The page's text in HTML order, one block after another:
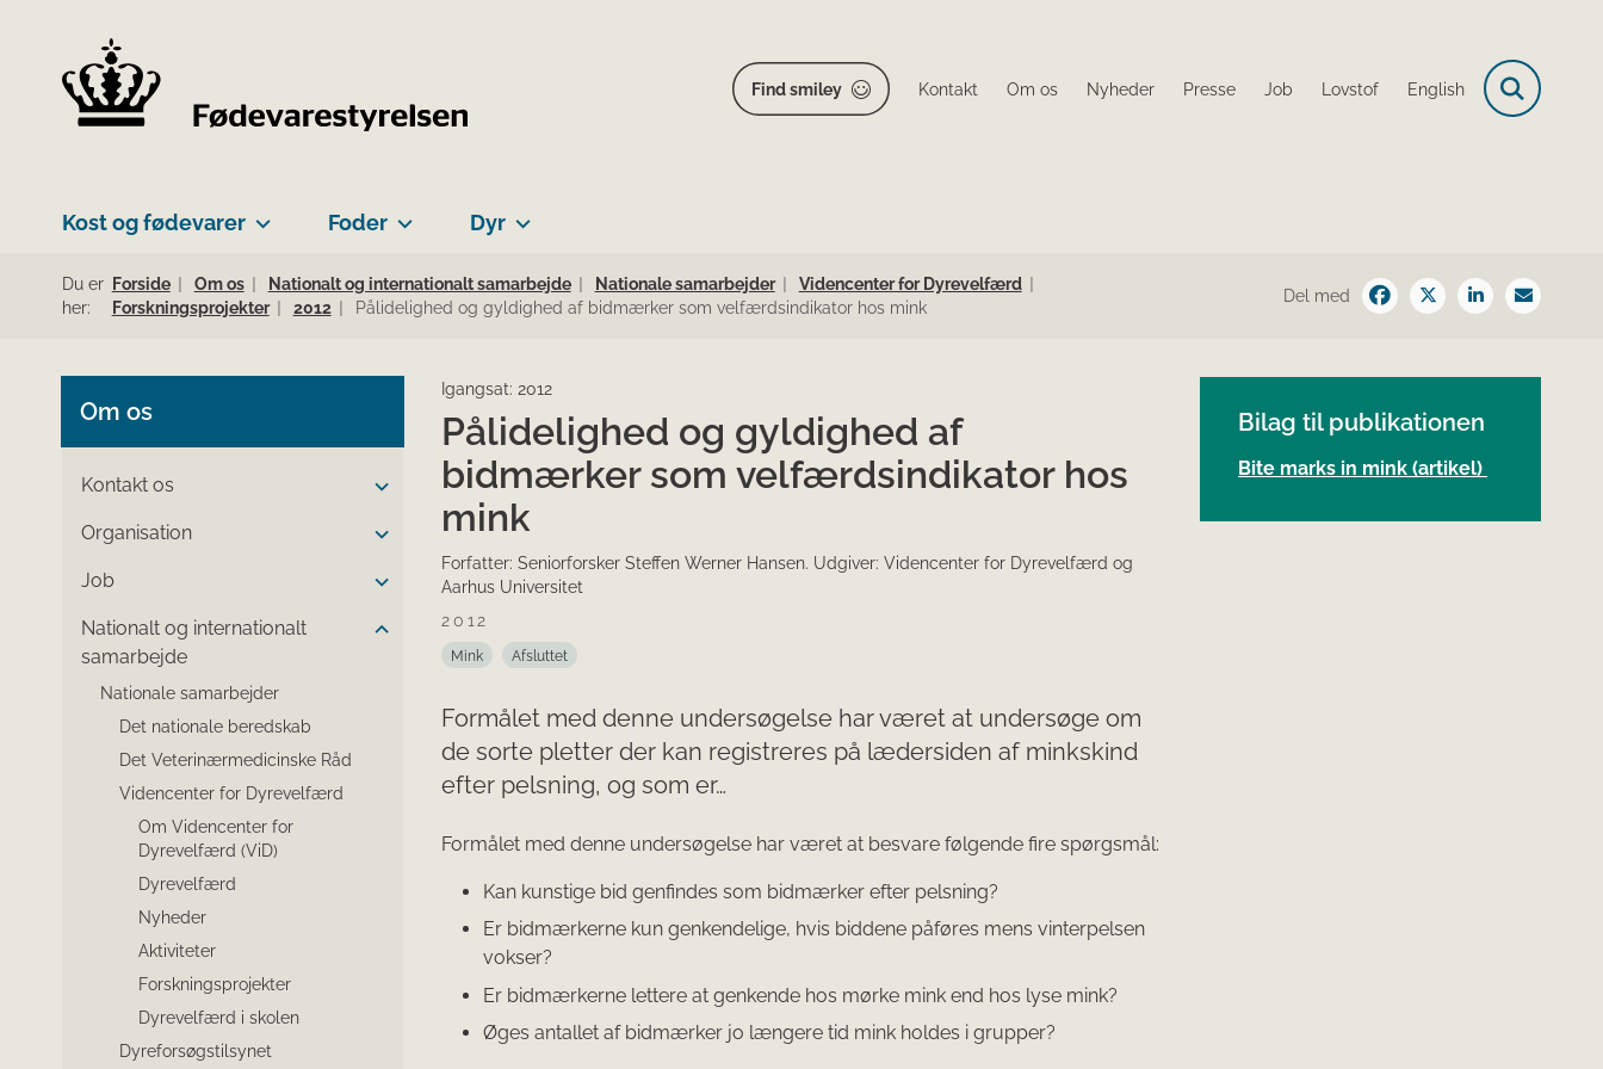
Find smiley Kontakt Om os Nyheder Presse Job Lovstof English
Kost og fødevarer Foder Dyr
Du er
her:
Forside Om os Nationalt og internationalt samarbejde Nationale samarbejder
Videncenter for Dyrevelfærd
Forskningsprojekter
2012 Pålidelighed og gyldighed af bidmærker som velfærdsindikator hos mink
Del med
Om os
Kontakt os
Organisation
Job
Nationalt og internationalt
samarbejde
Nationale samarbejder
Det nationale beredskab
Det Veterinærmedicinske Råd
Videncenter for Dyrevelfærd
Om Videncenter for
Dyrevelfærd (ViD)
Dyrevelfærd
Nyheder
Aktiviteter
Forskningsprojekter
Dyrevelfærd i skolen
Dyreforsøgstilsynet
Igangsat: 2012
Pålidelighed og gyldighed af
bidmærker som velfærdsindikator hos
mink
Forfatter: Seniorforsker Steffen Werner Hansen. Udgiver: Videncenter for Dyrevelfærd og
Aarhus Universitet
2012
Mink Afsluttet
Formålet med denne undersøgelse har været at undersøge om
de sorte pletter der kan registreres på lædersiden af minkskind
efter pelsning, og som er…
Formålet med denne undersøgelse har været at besvare følgende fire spørgsmål:
Kan kunstige bid genfindes som bidmærker efter pelsning?
Er bidmærkerne kun genkendelige, hvis biddene påføres mens vinterpelsen
vokser?
Er bidmærkerne lettere at genkende hos mørke mink end hos lyse mink?
Øges antallet af bidmærker jo længere tid mink holdes i grupper?
Bilag til publikationen
Bite marks in mink (artikel)